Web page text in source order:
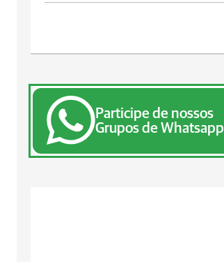
Participe de nossos
Grupos de Whatsapp